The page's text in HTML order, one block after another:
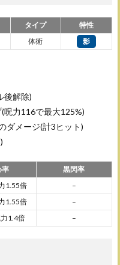
タイプ
特性
体術 影
後解除)
力116で最大125%)
ダメージ(計3ヒット)
率
黒閃率
1.55倍
–
1.55倍
–
1.4倍 –